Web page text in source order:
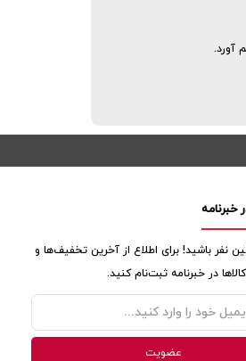
آورد.
نفر باشید! برای اطلاع از آخرین تخفیف‌ها و
در خبرنامه ثبت‌نام کنید.